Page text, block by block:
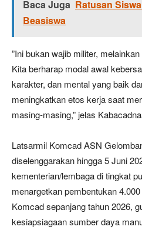
Baca Juga Ratusan
Beasiswa
​”Ini bukan wajib militer,
Kita berharap modal awal
karakter, dan mental yang baik
meningkatkan etos kerja saat
masing-masing,” jelas
Latsarmil Komcad ASN
diselenggarakan hingga 5 Juni
kementerian/lembaga di tingkat
menargetkan pembentukan
Komcad sepanjang tahun 2026,
kesiapsiagaan sumber daya